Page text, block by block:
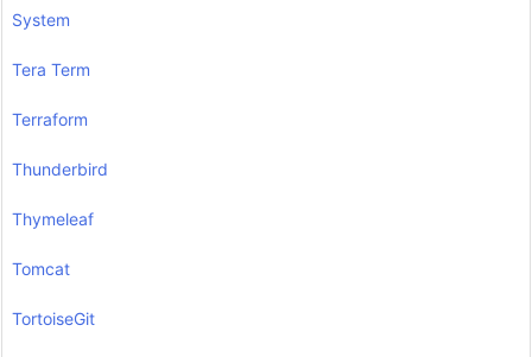
System
Tera Term
Terraform
Thunderbird
Thymeleaf
Tomcat
TortoiseGit